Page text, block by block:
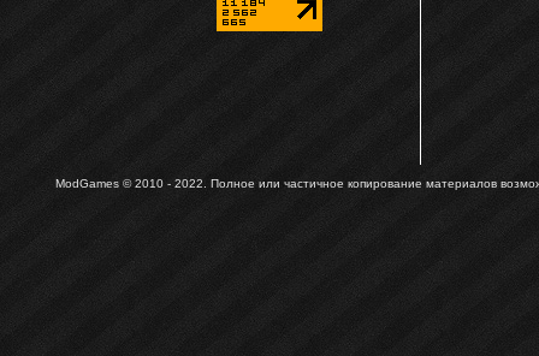
ModGames © 2010 - 2022. Полное или частичное копирование материалов